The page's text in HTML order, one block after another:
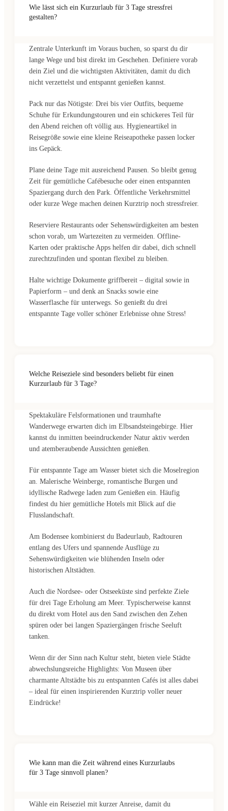
Wie lässt sich ein Kurzurlaub für 3 Tage stressfrei
gestalten?
Zentrale Unterkunft im Voraus buchen, so sparst du dir
lange Wege und bist direkt im Geschehen. Definiere vorab
dein Ziel und die wichtigsten Aktivitäten, damit du dich
nicht verzettelst und entspannt genießen kannst.
Pack nur das Nötigste: Drei bis vier Outfits, bequeme
Schuhe für Erkundungstouren und ein schickeres Teil für
den Abend reichen oft völlig aus. Hygieneartikel in
Reisegröße sowie eine kleine Reiseapotheke passen locker
ins Gepäck.
Plane deine Tage mit ausreichend Pausen. So bleibt genug
Zeit für gemütliche Cafébesuche oder einen entspannten
Spaziergang durch den Park. Öffentliche Verkehrsmittel
oder kurze Wege machen deinen Kurztrip noch stressfreier.
Reserviere Restaurants oder Sehenswürdigkeiten am besten
schon vorab, um Wartezeiten zu vermeiden. Offline-
Karten oder praktische Apps helfen dir dabei, dich schnell
zurechtzufinden und spontan flexibel zu bleiben.
Halte wichtige Dokumente griffbereit – digital sowie in
Papierform – und denk an Snacks sowie eine
Wasserflasche für unterwegs. So genießt du drei
entspannte Tage voller schöner Erlebnisse ohne Stress!
Welche Reiseziele sind besonders beliebt für einen
Kurzurlaub für 3 Tage?
Spektakuläre Felsformationen und traumhafte
Wanderwege erwarten dich im Elbsandsteingebirge. Hier
kannst du inmitten beeindruckender Natur aktiv werden
und atemberaubende Aussichten genießen.
Für entspannte Tage am Wasser bietet sich die Moselregion
an. Malerische Weinberge, romantische Burgen und
idyllische Radwege laden zum Genießen ein. Häufig
findest du hier gemütliche Hotels mit Blick auf die
Flusslandschaft.
Am Bodensee kombinierst du Badeurlaub, Radtouren
entlang des Ufers und spannende Ausflüge zu
Sehenswürdigkeiten wie blühenden Inseln oder
historischen Altstädten.
Auch die Nordsee- oder Ostseeküste sind perfekte Ziele
für drei Tage Erholung am Meer. Typischerweise kannst
du direkt vom Hotel aus den Sand zwischen den Zehen
spüren oder bei langen Spaziergängen frische Seeluft
tanken.
Wenn dir der Sinn nach Kultur steht, bieten viele Städte
abwechslungsreiche Highlights: Von Museen über
charmante Altstädte bis zu entspannten Cafés ist alles dabei
– ideal für einen inspirierenden Kurztrip voller neuer
Eindrücke!
Wie kann man die Zeit während eines Kurzurlaubs
für 3 Tage sinnvoll planen?
Wähle ein Reiseziel mit kurzer Anreise, damit du